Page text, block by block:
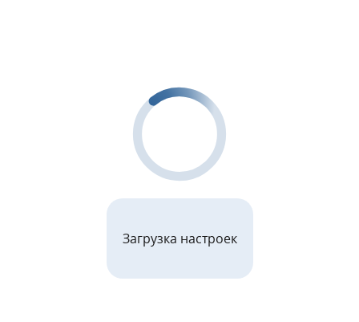
Загрузка настроек